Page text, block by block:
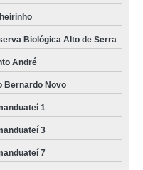
Inamar
Jardim Ruyce
Biológica Alto de Serra
André
Bernardo Novo
1
3
7